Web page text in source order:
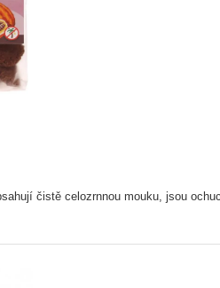
čistě celozrnnou mouku, jsou